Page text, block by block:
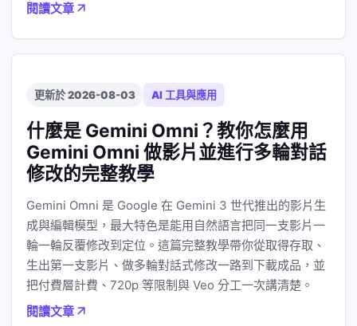
閱讀文章
更新於 2026-08-03 AI 工具與應用
什麼是 Gemini Omni？教你怎麼用
Gemini Omni 做影片並進行多輪對話
修改的完整教學
Gemini Omni 是 Google 在 Gemini 3 世代推出的影片生
成與編輯模型，最大特色是能用自然語言把同一支影片一
輪一輪反覆修改到定位。這篇完整教學帶你從取得存取、
生出第一支影片、做多輪對話式修改一路到下載成品，並
把付費層計費、720p 等限制與 Veo 分工一次講清楚。
閱讀文章